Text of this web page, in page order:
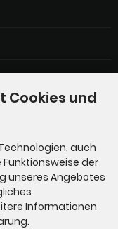
Cookies und
auch
der
unseres Angebotes
Informationen